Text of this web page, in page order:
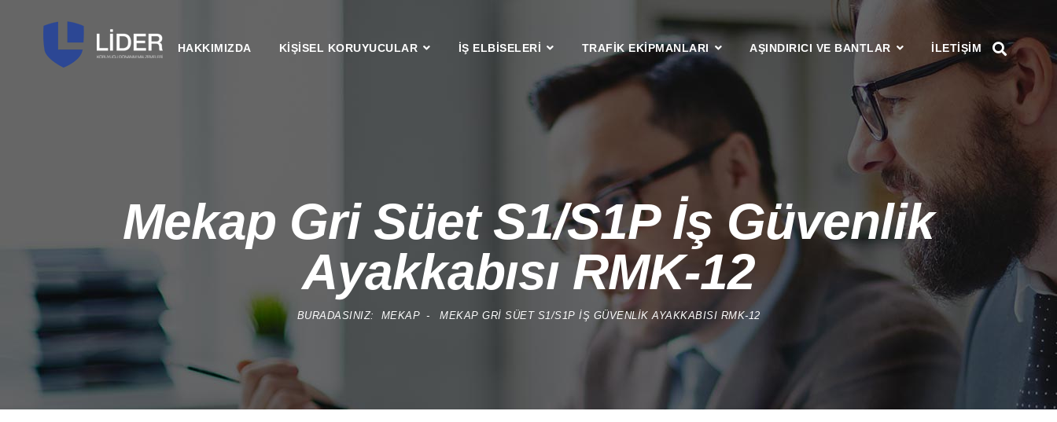
HAKKIMIZDA KİŞİSEL KORUYUCULAR İŞ ELBİSELERİ TRAFİK EKİPMANLARI AŞINDIRICI VE BANTLAR ILETIŞIM
Mekap Gri Süet S1/S1P İş Güvenlik
Ayakkabısı RMK-12
BURADASINIZ: MEKAP MEKAP GRI SÜET S1/S1P İŞ GÜVENLIK AYAKKABISI RMK-12